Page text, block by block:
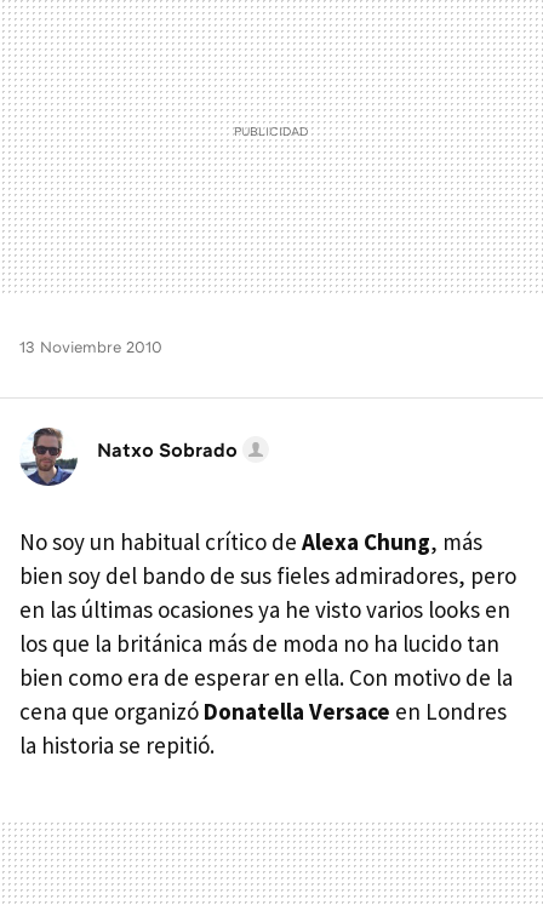
13 Noviembre 2010
Natxo Sobrado
No soy un habitual crítico de Alexa Chung, más
bien soy del bando de sus fieles admiradores, pero
en las últimas ocasiones ya he visto varios looks en
los que la británica más de moda no ha lucido tan
bien como era de esperar en ella. Con motivo de la
cena que organizó Donatella Versace en Londres
la historia se repitió.